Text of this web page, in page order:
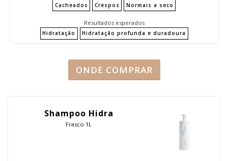
Cacheados Crespos Normais a seco
Resultados esperados
Hidratação Hidratação profunda e duradoura
ONDE COMPRAR
Shampoo Hidra
Frasco 1L